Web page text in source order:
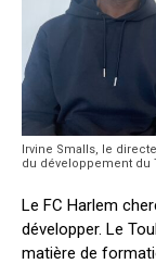
Irvine Smalls, le
du développement du
Le FC Harlem
développer. Le
matière de